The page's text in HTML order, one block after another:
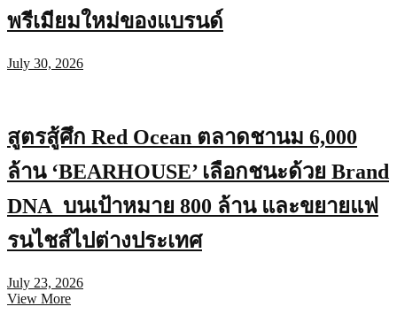
พรีเมียมใหม่ของแบรนด์
July 30, 2026
สูตรสู้ศึก Red Ocean ตลาดชานม 6,000
ล้าน ‘BEARHOUSE’ เลือกชนะด้วย Brand
DNA บนเป้าหมาย 800 ล้าน และขยายแฟ
รนไชส์ไปต่างประเทศ
July 23, 2026
View More